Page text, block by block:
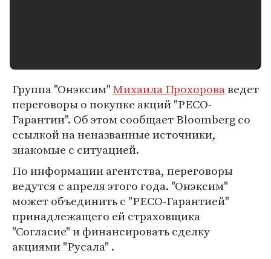
Группа "Онэксим"Михаила Прохороваведет
переговоры о покупке акций "РЕСО-
Гарантии". Об этом сообщает Bloomberg со
ссылкой на неназванные источники,
знакомые с ситуацией.
По информации агентства, переговоры
ведутся с апреля этого года. "Онэксим"
может объединить с "РЕСО-Гарантией"
принадлежащего ей страховщика
"Согласие" и финансировать сделку
акциями "Русала" .